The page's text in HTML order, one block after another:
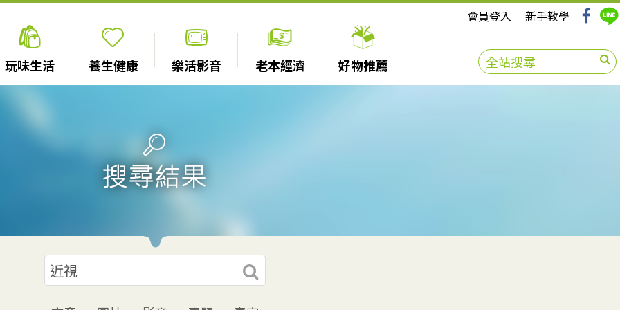
會員登入 新手教學
玩味生活 養生健康 樂活影音 老本經濟 好物推薦